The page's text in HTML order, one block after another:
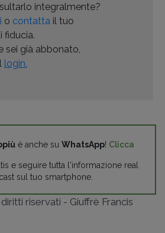
integralmente?
o contatta il tuo
fiducia.
sei già abbonato,
login.
è anche su WhatsApp! Clicca
e seguire tutta l'informazione real
sul tuo smartphone.
riservati - Giuffrè Francis